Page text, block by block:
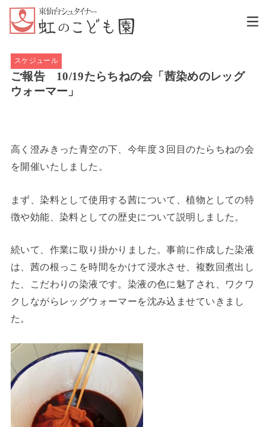
スケジュール
ご報告 10/19たらちねの会「茜染めのレッグ
ウォーマー」
高く澄みきった青空の下、今年度３回目のたらちねの会
を開催いたしました。
まず、染料として使用する茜について、植物としての特
徴や効能、染料としての歴史について説明しました。
続いて、作業に取り掛かりました。事前に作成した染液
は、茜の根っこを時間をかけて浸水させ、複数回煮出し
た、こだわりの染液です。染液の色に魅了され、ワクワ
クしながらレッグウォーマーを沈み込ませていきまし
た。